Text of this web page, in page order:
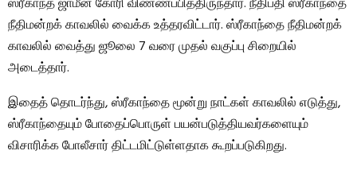
ஸ்ரீகாந்த் ஜாமீன் கோரி விண்ணப்பித்திருந்தார். நீதிபதி ஸ்ரீகாந்தை
நீதிமன்றக் காவலில் வைக்க உத்தரவிட்டார். ஸ்ரீகாந்தை நீதிமன்றக்
காவலில் வைத்து ஜூலை 7 வரை முதல் வகுப்பு சிறையில்
அடைத்தார்.
இதைத் தொடர்ந்து, ஸ்ரீகாந்தை மூன்று நாட்கள் காவலில் எடுத்து,
ஸ்ரீகாந்தையும் போதைப்பொருள் பயன்படுத்தியவர்களையும்
விசாரிக்க போலீசார் திட்டமிட்டுள்ளதாக கூறப்படுகிறது.